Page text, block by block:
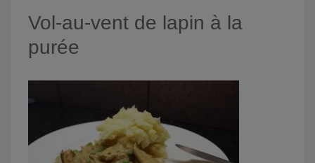
Vol-au-vent de lapin à la
purée